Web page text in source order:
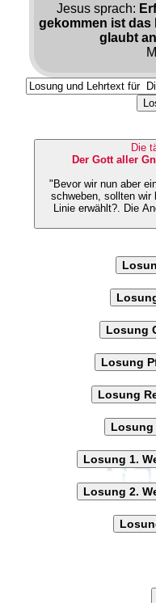
Jesus sprach:
gekommen ist das
glaubt
Die
Der Gott aller
"Bevor wir nun aber
schweben, sollten wir
Linie erwählt?. Die Anerkannten und Erfolgreichen? ..."
Losung
Losung
Losung
Losung
Losung 1.
Losung 2.